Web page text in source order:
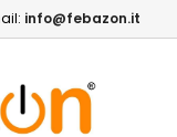
info@febazon.it